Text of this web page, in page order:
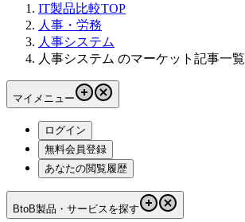
IT製品比較TOP
人事・労務
人事システム
人事システム のマーケット記事一覧
マイメニュー
ログイン
無料会員登録
あなたの閲覧履歴
BtoB製品・サービスを探す